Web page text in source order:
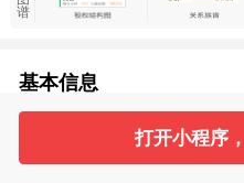
谱
基本信息
2
打开小程序